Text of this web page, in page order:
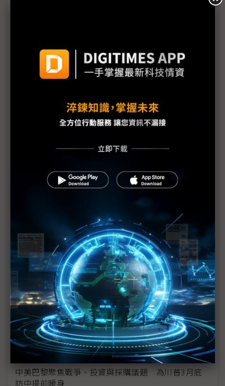
（獨家）AI盛世隱形僵局 何以CSP與製造商選漲
價、緩擴產？
通膨壓力恐直逼企業
三星、合肥晶合代工費喊漲 材料與晶片通膨全線擴
顯示業關稅危機
（專訪）Patrick McGee眼中的「蘋果在中國」
（一）
美國取消中國石墨160%關稅 全球電池材料供應鏈
暫鬆口氣
華紙瞄準歐盟PFAS禁令商機 以綠色製造建構轉型護
城河
日本藤倉斥資3,000億日圓擴產3倍 美日並進強化AI
光纖供應鏈
中美巴黎聚焦戰爭、投資與採購議題 為川普3月底
訪中提前暖身